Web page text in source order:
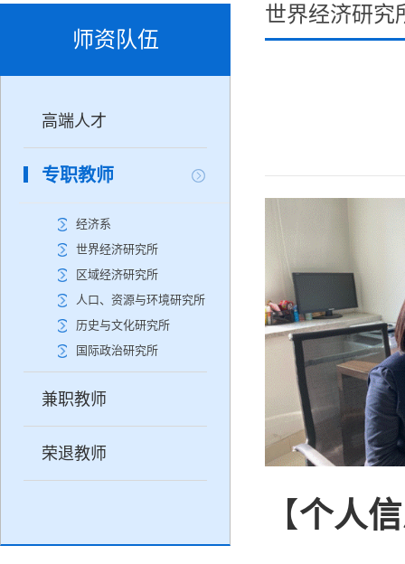
师资队伍
高端人才
专职教师
经济系
世界经济研究所
区域经济研究所
人口、资源与环境研究所
历史与文化研究所
国际政治研究所
兼职教师
荣退教师
世界经济研究
【个人